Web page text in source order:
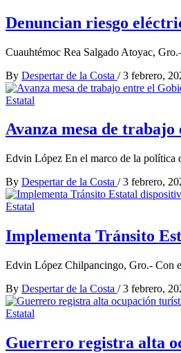
Denuncian riesgo
Cuauhtémoc Rea Salgado Atoyac,
By Despertar de la Costa / 3 febrero,
Estatal
Avanza mesa de
Edvin López En el marco de la política
By Despertar de la Costa / 3 febrero,
Estatal
Implementa Tránsito
Edvin López Chilpancingo, Gro.- Con
By Despertar de la Costa / 3 febrero,
Estatal
Guerrero registra alta